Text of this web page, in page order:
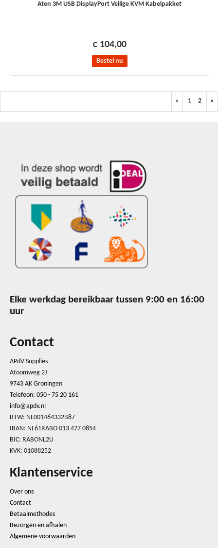
Aten 3M USB DisplayPort Veilige KVM Kabelpakket
€ 104,00
Bestel nu
« 1 2 »
Elke werkdag bereikbaar tussen 9:00 en 16:00
uur
Contact
APdV Supplies
Atoomweg 2J
9743 AK Groningen
Telefoon: 050 - 75 20 161
info@apdv.nl
BTW: NL001464332B87
IBAN: NL61RABO 013 477 0854
BIC: RABONL2U
KVK: 01088252
Klantenservice
Over ons
Contact
Betaalmethodes
Bezorgen en afhalen
Algemene voorwaarden